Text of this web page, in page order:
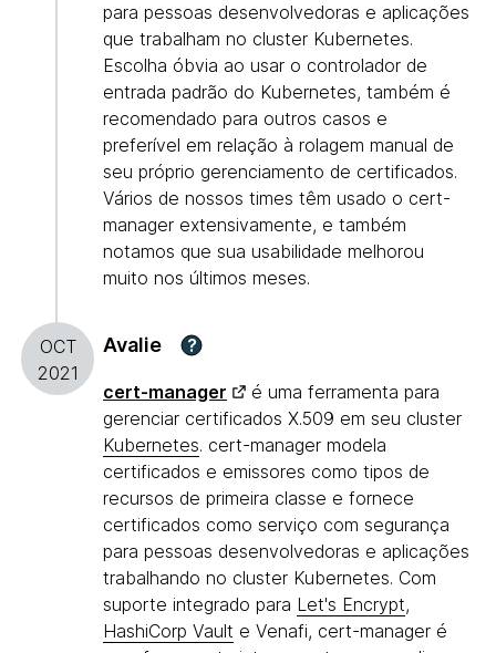
para pessoas desenvolvedoras e aplicações
que trabalham no cluster Kubernetes.
Escolha óbvia ao usar o controlador de
entrada padrão do Kubernetes, também é
recomendado para outros casos e
preferível em relação à rolagem manual de
seu próprio gerenciamento de certificados.
Vários de nossos times têm usado o cert-
manager extensivamente, e também
notamos que sua usabilidade melhorou
muito nos últimos meses.
OCT
2021
Avalie ?
cert-manager
é uma ferramenta para
gerenciar certificados X.509 em seu cluster
Kubernetes. cert-manager modela
certificados e emissores como tipos de
recursos de primeira classe e fornece
certificados como serviço com segurança
para pessoas desenvolvedoras e aplicações
trabalhando no cluster Kubernetes. Com
suporte integrado para Let's Encrypt,
HashiCorp Vault e Venafi, cert-manager é